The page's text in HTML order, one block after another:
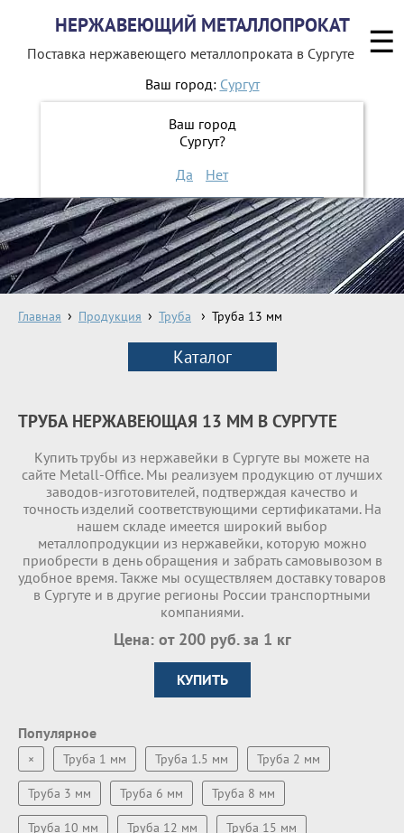
НЕРЖАВЕЮЩИЙ МЕТАЛЛОПРОКАТ
Поставка нержавеющего металлопроката в Сургуте
Ваш город: Сургут
Ваш город
Сургут?
Да
Нет
8 800 551-16-44
ЗАКАЗАТЬ ОБРАТНЫЙ ЗВОНОК
Главная Продукция Труба Труба 13 мм
Каталог
ТРУБА НЕРЖАВЕЮЩАЯ 13 ММ В СУРГУТЕ
Купить трубы из нержавейки в Сургуте вы можете на
сайте Metall-Office. Мы реализуем продукцию от лучших
заводов-изготовителей, подтверждая качество и
точность изделий соответствующими сертификатами. На
нашем складе имеетcя широкий выбор
металлопродукции из нержавейки, которую можно
приобрести в день обращения и забрать самовывозом в
удобное время. Также мы осуществляем доставку товаров
в Сургуте и в другие регионы России транспортными
компаниями.
Цена: от 200 руб. за 1 кг
КУПИТЬ
Популярное
× Труба 1 мм Труба 1.5 мм Труба 2 мм
Труба 3 мм Труба 6 мм Труба 8 мм
Труба 10 мм Труба 12 мм Труба 15 мм
☰